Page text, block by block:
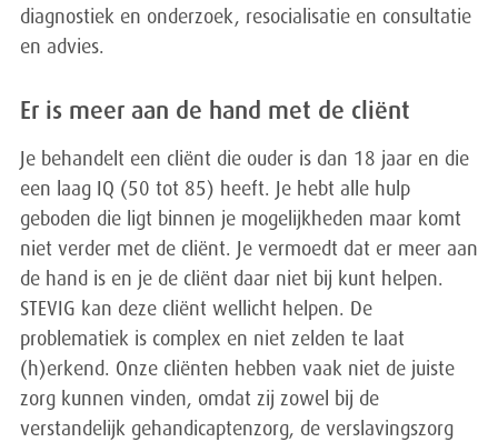
diagnostiek en onderzoek, resocialisatie en consultatie
en advies.
Er is meer aan de hand met de cliënt
Je behandelt een cliënt die ouder is dan 18 jaar en die
een laag IQ (50 tot 85) heeft. Je hebt alle hulp
geboden die ligt binnen je mogelijkheden maar komt
niet verder met de cliënt. Je vermoedt dat er meer aan
de hand is en je de cliënt daar niet bij kunt helpen.
STEVIG kan deze cliënt wellicht helpen. De
problematiek is complex en niet zelden te laat
(h)erkend. Onze cliënten hebben vaak niet de juiste
zorg kunnen vinden, omdat zij zowel bij de
verstandelijk gehandicaptenzorg, de verslavingszorg